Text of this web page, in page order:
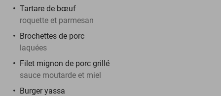
Tartare de bœuf
roquette et parmesan
Brochettes de porc
laquées
Filet mignon de porc grillé
sauce moutarde et miel
Burger yassa